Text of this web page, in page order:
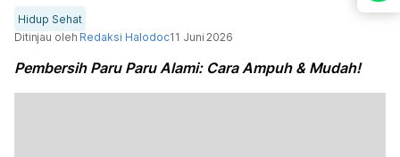
Hidup Sehat
Ditinjau oleh Redaksi Halodoc11 Juni 2026
Pembersih Paru Paru Alami: Cara Ampuh & Mudah!